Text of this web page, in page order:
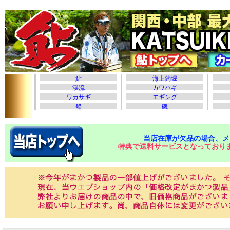
当店在庫が欠品の場合、
特典で送料サービスとなっており